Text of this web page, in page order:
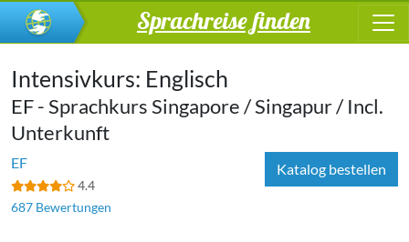
Sprachreise finden
Intensivkurs: Englisch
EF - Sprachkurs Singapore / Singapur / Incl.
Unterkunft
EF
4.4
687 Bewertungen
Katalog bestellen